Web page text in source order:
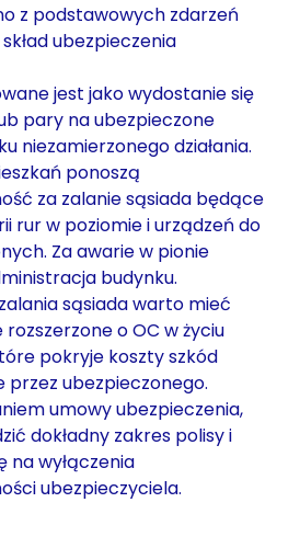
z podstawowych zdarzeń
ubezpieczenia
jest jako wydostanie się
pary na ubezpieczone
niezamierzonego działania.
ponoszą
za zalanie sąsiada będące
rur w poziomie i urządzeń do
Za awarie w pionie
budynku.
sąsiada warto mieć
o OC w życiu
pokryje koszty szkód
przez ubezpieczonego.
umowy ubezpieczenia,
dokładny zakres polisy i
na wyłączenia
ubezpieczyciela.